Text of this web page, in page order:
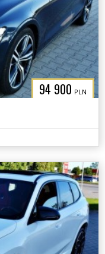
94 900 PLN